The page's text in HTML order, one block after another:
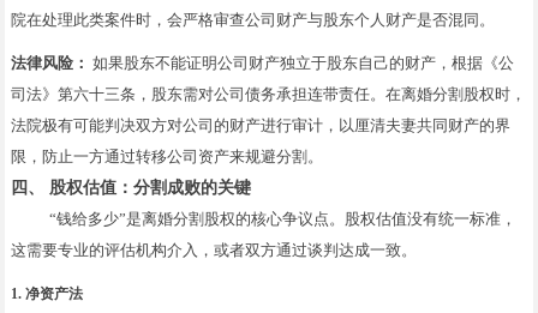
院在处理此类案件时，会严格审查公司财产与股东个人财产是否混同。
法律风险： 如果股东不能证明公司财产独立于股东自己的财产，根据《公
司法》第六十三条，股东需对公司债务承担连带责任。在离婚分割股权时，
法院极有可能判决双方对公司的财产进行审计，以厘清夫妻共同财产的界
限，防止一方通过转移公司资产来规避分割。
四、 股权估值：分割成败的关键
“钱给多少”是离婚分割股权的核心争议点。股权估值没有统一标准，
这需要专业的评估机构介入，或者双方通过谈判达成一致。
1. 净资产法